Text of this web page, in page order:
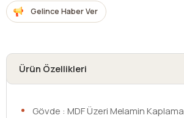
Gelince Haber Ver
Ürün Özellikleri
Gövde : MDF Üzeri Melamin Kaplama